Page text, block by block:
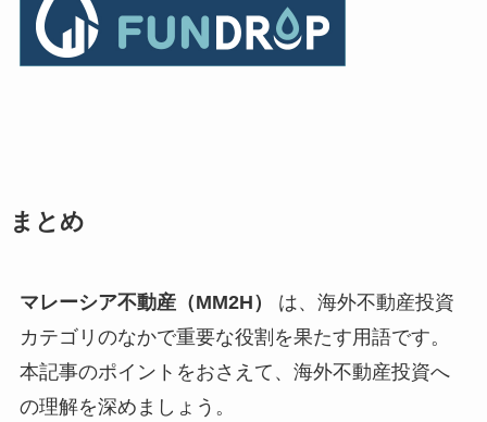
まとめ
マレーシア不動産（MM2H）
は、海外不動産投資
カテゴリのなかで重要な役割を果たす用語です。
本記事のポイントをおさえて、海外不動産投資へ
の理解を深めましょう。